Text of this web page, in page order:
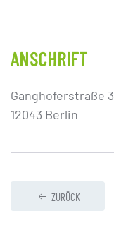
ANSCHRIFT
Ganghoferstraße 3
12043 Berlin
ZURÜCK